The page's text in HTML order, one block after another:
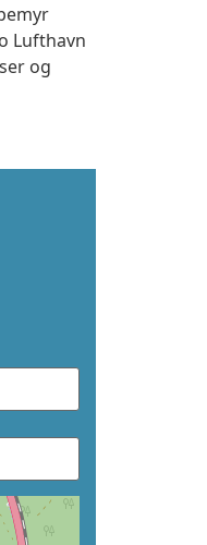
Lufthavn
og